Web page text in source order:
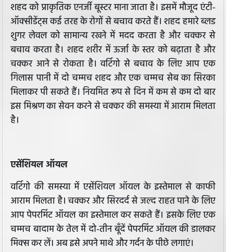
शहद को प्राकृतिक एनर्जी बूस्टर माना जाता है। इसमें मौजूद एंटी-
ऑक्सीडेंट्स कई तरह के रोगों से बचाव करते हैं। शहद हमारे ब्लड
शुगर लेवल को सामान्य रखने में मदद करता है और चक्कर से
बचाव करता है। शहद शरीर में ऊर्जा के स्तर को बढ़ाता है और
चक्कर आने से रोकता है। वर्टिगो से बचाव के लिए आप एक
गिलास पानी में दो चम्मच शहद और एक चम्मच सेब का सिरका
मिलाकर पी सकते हैं। नियमित रूप से दिन में कम से कम दो बार
इस मिश्रण का सेवन करने से चक्कर की समस्या में आराम मिलता
है।
एसेंशियल ऑयल
वर्टिगो की समस्या में एसेंशियल ऑयल के इस्तेमाल से काफी
आराम मिलता है। चक्कर और सिरदर्द से जल्द राहत पाने के लिए
आप पेपरमिंट ऑयल का इस्तेमाल कर सकते हैं। इसके लिए एक
चम्मच बादाम के तेल में दो-तीन बूँदें पेपरमिंट ऑयल की डालकर
मिक्स कर लें। अब इसे अपने माथे और गर्दन के पीछे लगाएं।